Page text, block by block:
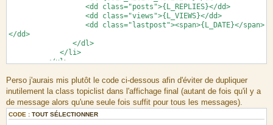
<dd class="posts">{L_REPLIES}</dd>
<dd class="views">{L_VIEWS}</dd>
<dd class="lastpost"><span>{L_DATE}</span>
</dd>
</dl>
</li>
</ul>
<ul class="topiclist">
<li class="row<!-- IF post.S_ROW_COUNT is
even --> bg1<!-- ELSE --> bg2<!-- ENDIF -->">
<dl>
<dt>
Perso j'aurais mis plutôt le code ci-dessous afin d'éviter de dupliquer
inutilement la class topiclist dans l'affichage final (autant de fois qu'il y a
de message alors qu'une seule fois suffit pour tous les messages).
CODE : TOUT SÉLECTIONNER